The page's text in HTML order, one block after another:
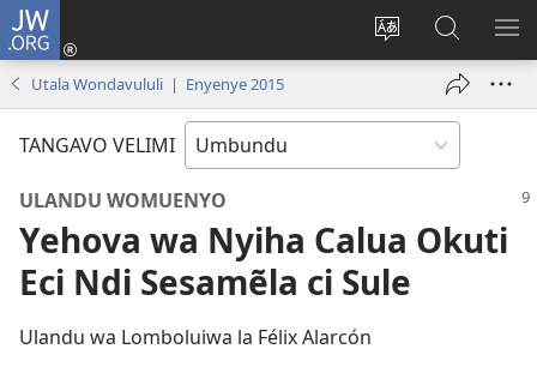
JW.ORG
Change
language
Iñila
(yikula
Sandiliya
vo
JW.ORG
Utala Wondavululi | Enyenye 2015
TANGAVO VELIMI
ULANDU WOMUENYO
Yehova wa Nyiha Calua Okuti
Eci Ndi Sesamẽla ci Sule
Ulandu wa Lomboluiwa la Félix Alarcón